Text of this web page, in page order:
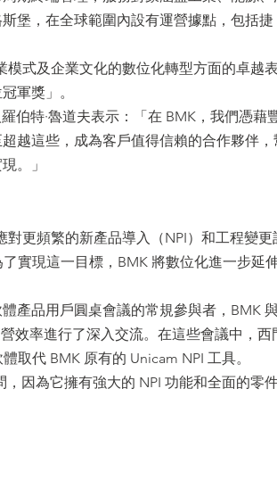
堡，在全球範圍內設有運營據點，包括捷
式及企業文化的數位化轉型方面的卓越表
軍獎」。
伯特·魯道夫表示：「在 BMK，我們憑藉
越這些，成為客戶值得信賴的合作夥伴，
。」
更頻繁的新產品導入（NPI）和工程變更
實現這一目標，BMK 將數位化進一步延
產品用戶圓桌會議的常規參與者，BMK
效率進行了深入交流。在這些會議中，西
取代 BMK 原有的 Unicam NPI 工具。
，因為它擁有強大的 NPI 功能和全面的零